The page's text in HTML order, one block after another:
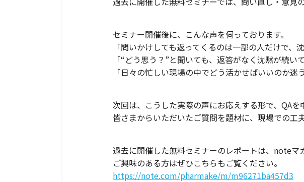
セミナー開催後に、こんな声を伺っております。
「問いかけしても返ってくるのは一部の人だけで、
「“どう思う？”と聞いても、返答がなく沈黙が続い
「日々の忙しい現場の中でどう活かせばいいのか迷う
次回は、こうした実際の声にお応えする形で、QAを
皆さまからいただいたご質問を題材に、現場での工
過去に開催した無料セミナーのレポートは、noteマ
ご興味のある方はぜひこちらもご覧ください。
https://note.com/pharmake/m/m96271ba457d3